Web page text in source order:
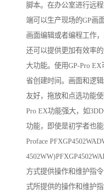
脚本。在办公室进行远
端可以生产现场的GP画
画面编辑或者编程工作
还可以提供更加有效率
大功能。使用GP-Pro
省创建时间。画面和逻
友好，拖放和点选功能
Pro EX功能强大，如
功能，即使是初学者也
Proface
方式提供操作和维护指
式所提供的操作和维护